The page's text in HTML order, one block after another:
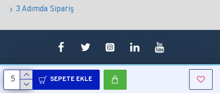
SEPETE EKLE
3 Adımda Sipariş
Sepetim 0507 724 65 90 Whatsapp Konum